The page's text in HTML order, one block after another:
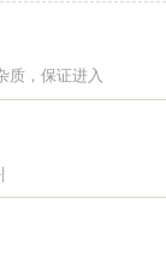
质，保证进入